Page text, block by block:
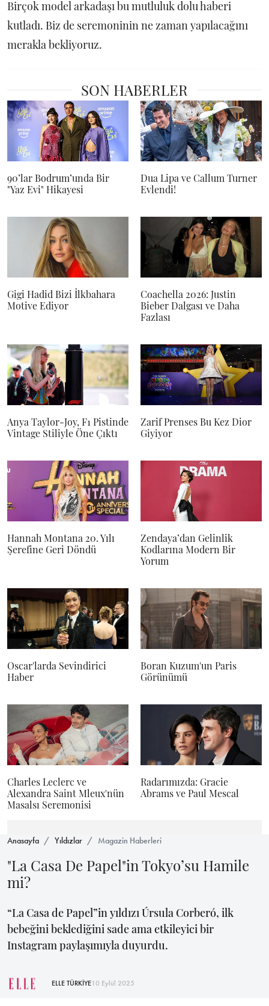
Birçok model arkadaşı bu mutluluk dolu haberi
kutladı. Biz de seremoninin ne zaman yapılacağını
merakla bekliyoruz.
SON HABERLER
90’lar Bodrum’unda Bir
"Yaz Evi" Hikayesi
Dua Lipa ve Callum Turner
Evlendi!
Gigi Hadid Bizi İlkbahara
Motive Ediyor
Coachella 2026: Justin
Bieber Dalgası ve Daha
Fazlası
Anya Taylor-Joy, F1 Pistinde
Vintage Stiliyle Öne Çıktı
Zarif Prenses Bu Kez Dior
Giyiyor
Hannah Montana 20. Yılı
Şerefine Geri Döndü
Zendaya’dan Gelinlik
Kodlarına Modern Bir
Yorum
Oscar'larda Sevindirici
Haber
Boran Kuzum'un Paris
Görünümü
Charles Leclerc ve
Alexandra Saint Mleux'nün
Masalsı Seremonisi
Radarımızda: Gracie
Abrams ve Paul Mescal
Anasayfa Yıldızlar Magazin Haberleri
"La Casa De Papel"in Tokyo’su Hamile
mi?
“La Casa de Papel”in yıldızı Úrsula Corberó, ilk
bebeğini beklediğini sade ama etkileyici bir
Instagram paylaşımıyla duyurdu.
ELLE TÜRKİYE10 Eylül 2025